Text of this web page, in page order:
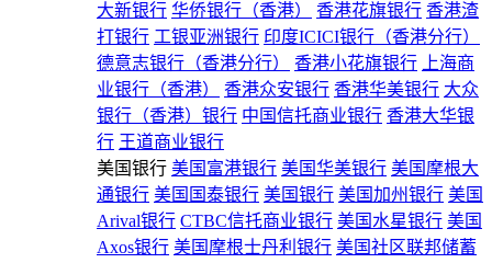
大新银行 华侨银行（香港） 香港花旗银行 香港渣
打银行 工银亚洲银行 印度ICICI银行（香港分行）
德意志银行（香港分行）
香港小花旗银行
上海商
业银行（香港）
香港众安银行 香港华美银行 大众
银行（香港）银行 中国信托商业银行 香港大华银
行 王道商业银行
美国银行 美国富港银行 美国华美银行 美国摩根大
通银行 美国国泰银行 美国银行 美国加州银行 美国
Arival银行 CTBC信托商业银行 美国水星银行 美国
Axos银行 美国摩根士丹利银行 美国社区联邦储蓄